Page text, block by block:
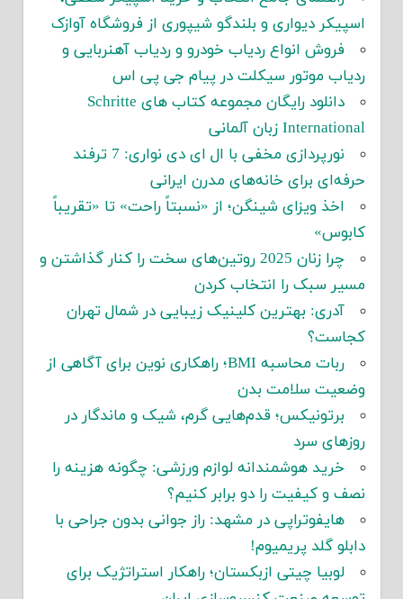
اسپیکر دیواری و بلندگو شیپوری از فروشگاه آوازک
فروش انواع ردیاب خودرو و ردیاب آهنربایی و
ردیاب موتور سیکلت در پیام جی پی اس
دانلود رایگان مجموعه کتاب های Schritte
International زبان آلمانی
نورپردازی مخفی با ال ای دی نواری: 7 ترفند
حرفه‌ای برای خانه‌های مدرن ایرانی
اخذ ویزای شینگن؛ از «نسبتاً راحت» تا «تقریباً
کابوس»
چرا زنان 2025 روتین‌های سخت را کنار گذاشتن و
مسیر سبک را انتخاب کردن
آدری: بهترین کلینیک زیبایی در شمال تهران
کجاست؟
ربات محاسبه BMI؛ راهکاری نوین برای آگاهی از
وضعیت سلامت بدن
برتونیکس؛ قدم‌هایی گرم، شیک و ماندگار در
روزهای سرد
خرید هوشمندانه لوازم ورزشی: چگونه هزینه را
نصف و کیفیت را دو برابر کنیم؟
هایفوتراپی در مشهد: راز جوانی بدون جراحی با
دابلو گلد پریمیوم!
لوبیا چیتی ازبکستان؛ راهکار استراتژیک برای